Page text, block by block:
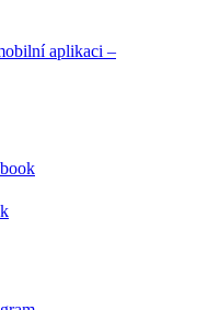
aplikaci –